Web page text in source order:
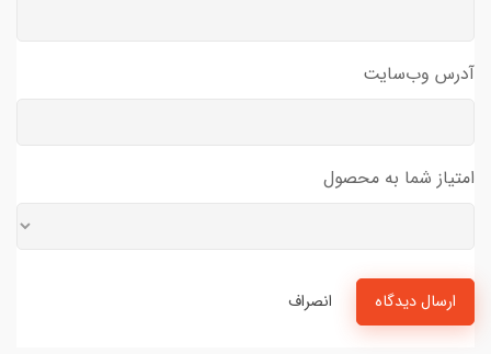
آدرس وب‌سایت
امتیاز شما به محصول
ارسال دیدگاه انصراف